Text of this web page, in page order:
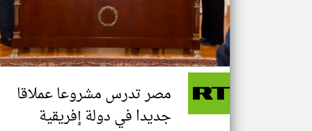
مصر تدرس مشروعا عملاقا
جديدا في دولة إفريقية